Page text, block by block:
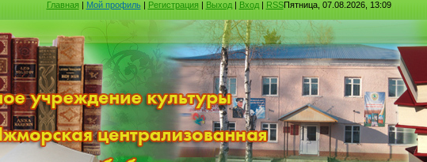
Главная| Мой профиль| Регистрация| Выход| Вход| RSSПятница, 07.08.2026, 13:09